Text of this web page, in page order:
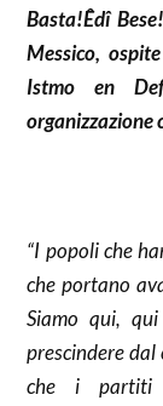
Basta!Êdî
Messico,
Istmo en
organizzazione
“I popoli che
che portano
Siamo qui,
prescindere dal
che i partiti